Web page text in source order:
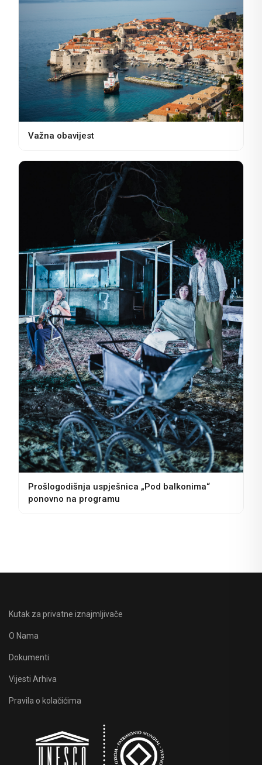
Važna obavijest
Prošlogodišnja uspješnica „Pod balkonima“
ponovno na programu
Kutak za privatne iznajmljivače
O Nama
Dokumenti
Vijesti Arhiva
Pravila o kolačićima